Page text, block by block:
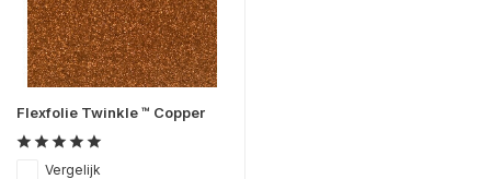
Flexfolie Twinkle ™ Copper
Vergelijk